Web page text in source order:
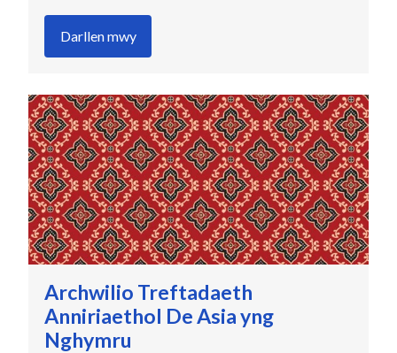
Darllen mwy
Archwilio Treftadaeth
Anniriaethol De Asia yng
Nghymru